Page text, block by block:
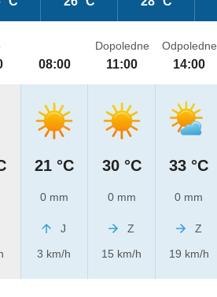
08:00
21 °C
0 mm
J
3 km/h
Dopoledne
11:00
30 °C
0 mm
Z
15 km/h
Odpoledne
14:00
33 °C
0 mm
Z
19 km/h